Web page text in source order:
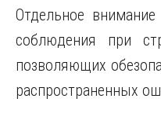
Отдельное
соблюдения при
позволяющих
распространенных